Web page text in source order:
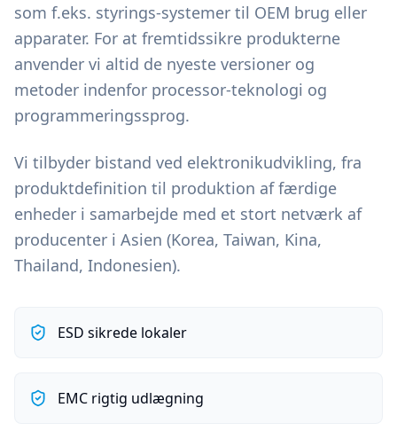
som f.eks. styrings-systemer til OEM brug eller
apparater. For at fremtidssikre produkterne
anvender vi altid de nyeste versioner og
metoder indenfor processor-teknologi og
programmeringssprog.
Vi tilbyder bistand ved elektronikudvikling, fra
produktdefinition til produktion af færdige
enheder i samarbejde med et stort netværk af
producenter i Asien (Korea, Taiwan, Kina,
Thailand, Indonesien).
ESD sikrede lokaler
EMC rigtig udlægning